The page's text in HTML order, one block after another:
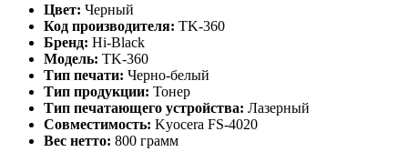
Цвет: Черный
Код производителя: TK-360
Бренд: Hi-Black
Модель: TK-360
Тип печати: Черно-белый
Тип продукции: Тонер
Тип печатающего устройства: Лазерный
Совместимость: Kyocera FS-4020
Вес нетто: 800 грамм